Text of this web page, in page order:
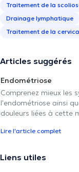
Traitement de la
Drainage lymphatique
Traitement de la
Articles suggérés
Endométriose
Comprenez mieux les
l'endométriose ainsi
douleurs liées à cette
Lire l'article complet
Liens utiles